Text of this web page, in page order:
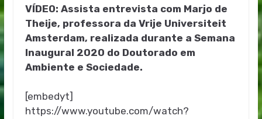
VÍDEO: Assista entrevista com Marjo de
Theije, professora da Vrije Universiteit
Amsterdam, realizada durante a Semana
Inaugural 2020 do Doutorado em
Ambiente e Sociedade.
[embedyt]
https://www.youtube.com/watch?